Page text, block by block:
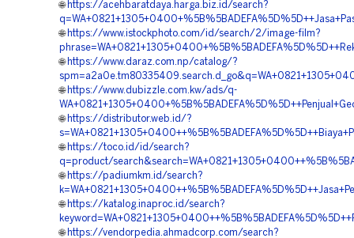
🌐 https://acehbaratdaya.harga.biz.id/search?
🌐 https://www.istockphoto.com/id/search/2/image-film?
🌐 https://www.daraz.com.np/catalog/?
🌐 https://www.dubizzle.com.kw/ads/q-
🌐 https://distributor.web.id/?
🌐 https://toco.id/id/search?
q=product/
🌐 https://padiumkm.id/search?
🌐 https://katalog.inaproc.id/search?
🌐 https://vendorpedia.ahmadcorp.com/search?